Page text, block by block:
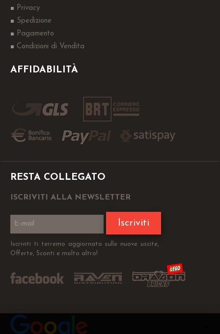
Privacy
Spedizione
Pagamento
Condizioni di Vendita
AFFIDABILITÀ
RESTA COLLEGATO
ISCRIVITI ALLA NEWSLETTER
Iscriviti
Iscriviti ti terremo aggiornato sulle nuove uscite,
Offerte, Sconti e molto altro!